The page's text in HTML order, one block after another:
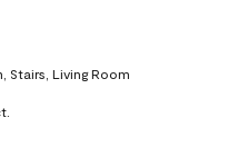
Stairs, Living Room